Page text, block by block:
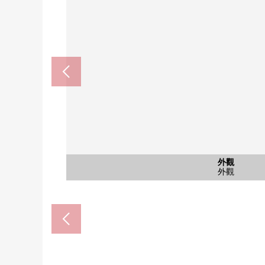
外觀
外觀
入口
入口
入口
入口
入口
入口
入口
入口
入口
入口
入口
入口
入口
入口
共有部分
走廊
外觀
外觀
外觀
外觀
外觀
外觀
外觀
外觀
外觀
外觀
外觀
外觀
外觀
外觀
共有部分
Sky Terrace
共有部分
Sky Terrace
共有部分
Fitness Room
共有部分
派對房
超市OZEKI武藏小山商店(約
東急store武藏小山商店(約
武藏小山手掌商店街(約
品川小山3郵局(約250m)
林試之森公園(約530m)
品川區立後地小學(約
品川區立荏原第一中學(約
武藏小山站(東急目黒線)(約